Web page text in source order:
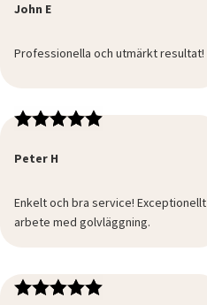
John E
Professionella och utmärkt resultat!
Peter H
Enkelt och bra service! Exceptionellt
arbete med golvläggning.